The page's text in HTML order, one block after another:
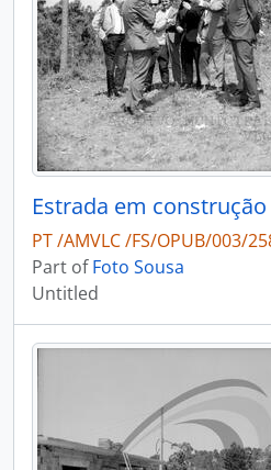
Estrada em construção
PT /AMVLC /FS/OPUB/003/
Part ofFoto Sousa
Untitled